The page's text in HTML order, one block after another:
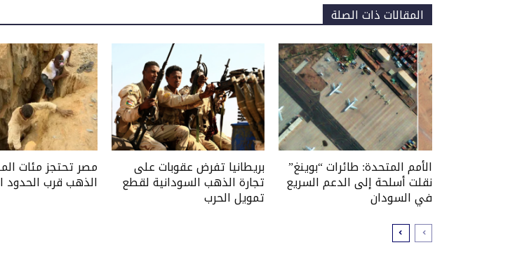
المقالات ذات الصلة
الأمم المتحدة: طائرات “بوينغ”
نقلت أسلحة إلى الدعم السريع
في السودان
بريطانيا تفرض عقوبات على
تجارة الذهب السودانية لقطع
تمويل الحرب
مصر تحتجز مئات
الذهب قرب الحدود